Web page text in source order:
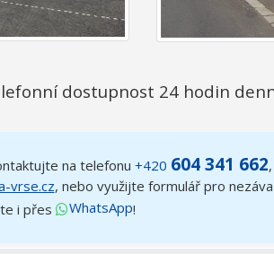
dostupnost 24 hodin
na telefonu +420 604 341 662
vrse.cz, nebo využijte formulář pro
i přes
WhatsApp!